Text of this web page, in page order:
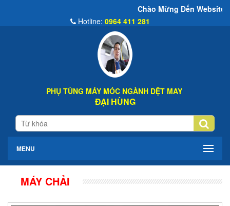
Chào Mừng Đến Website Đại Hùng Co
Hotline: 0964 411 281
PHỤ TÙNG MÁY MÓC NGÀNH DỆT MAY
ĐẠI HÙNG
MENU
MÁY CHẢI